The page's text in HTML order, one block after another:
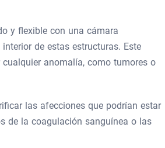
y flexible con una cámara
de estas estructuras. Este
anomalía, como tumores o
las afecciones que podrían estar
de la coagulación sanguínea o las